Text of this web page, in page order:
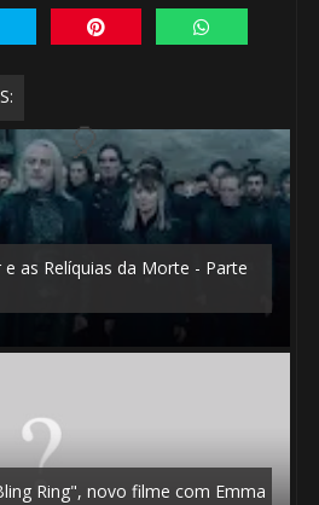
as Relíquias da Morte - Parte
Ring", novo filme com Emma
1️⃣ 8️⃣